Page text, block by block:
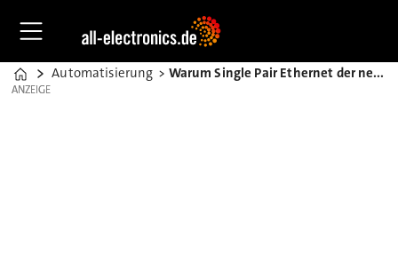
Home
Automatisierung Warum Single Pair Ethernet der neue, bessere Feldbus ist
ANZEIGE
ANZEIGE